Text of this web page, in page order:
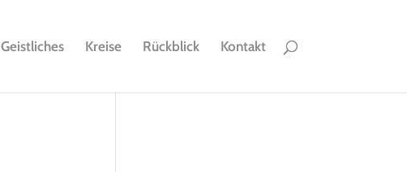
Geistliches Kreise Rückblick Kontakt